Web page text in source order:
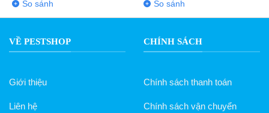
VỀ PESTSHOP
Giới thiệu
Liên hệ
CHÍNH SÁCH
Chính sách thanh toán
Chính sách vận chuyển